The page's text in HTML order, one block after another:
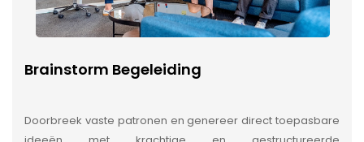
Brainstorm Begeleiding
Doorbreek vaste patronen en genereer direct toepasbare